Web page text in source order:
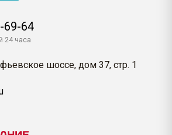
69-64
24 часа
шоссе, дом 37, стр. 1